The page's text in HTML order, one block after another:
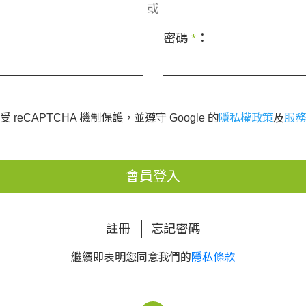
或
密碼 * ：
reCAPTCHA 機制保護，並遵守 Google 的隱私權政策及服
會員登入
註冊 忘記密碼
繼續即表明您同意我們的隱私條款